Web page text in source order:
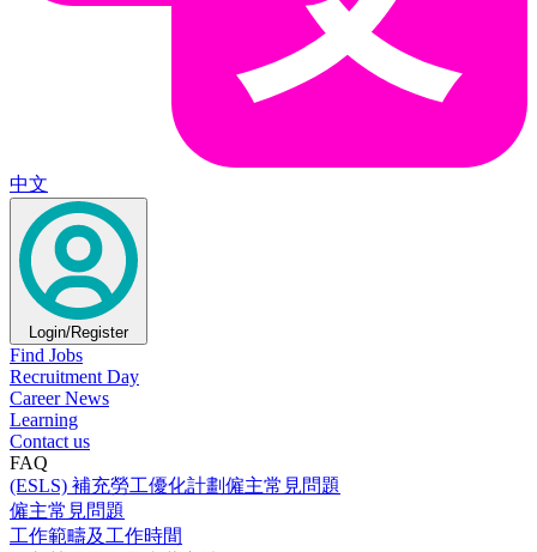
中文
Login/Register
Find Jobs
Recruitment Day
Career News
Learning
Contact us
FAQ
(ESLS) 補充勞工優化計劃僱主常見問題
僱主常見問題
工作範疇及工作時間